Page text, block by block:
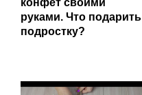
руками. Что подарить
подростку?